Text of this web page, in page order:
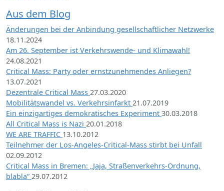
Aus dem Blog
Änderungen bei der Anbindung gesellschaftlicher Netzwerke
18.11.2024
Am 26. September ist Verkehrswende- und Klimawahl!
24.08.2021
Critical Mass: Party oder ernstzunehmendes Anliegen?
13.07.2021
Dezentrale Critical Mass 27.03.2020
Mobilitätswandel vs. Verkehrsinfarkt 21.07.2019
Ein einzigartiges demokratisches Experiment 30.03.2018
All Critical Mass is Nazi 20.01.2018
WE ARE TRAFFIC 13.10.2012
Teilnehmer der Los-Angeles-Critical-Mass stirbt bei Unfall
02.09.2012
Critical Mass in Bremen: „Jaja, Straßenverkehrs-Ordnung,
blabla“ 29.07.2012